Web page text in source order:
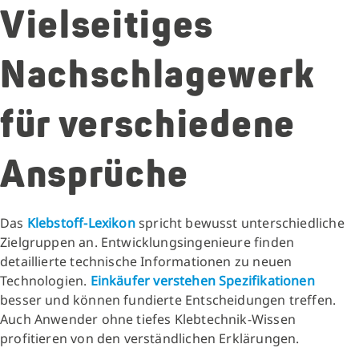
Vielseitiges
Nachschlagewerk
für verschiedene
Ansprüche
Das Klebstoff-Lexikonspricht bewusst unterschiedliche
Zielgruppen an. Entwicklungsingenieure finden
detaillierte technische Informationen zu neuen
Technologien. Einkäufer verstehen Spezifikationen
besser und können fundierte Entscheidungen treffen.
Auch Anwender ohne tiefes Klebtechnik-Wissen
profitieren von den verständlichen Erklärungen.